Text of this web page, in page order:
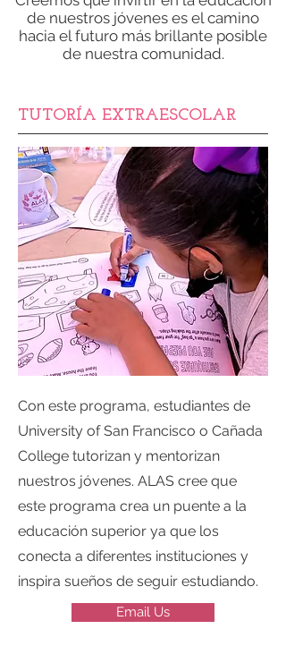
de nuestros jóvenes es el camino
hacia el futuro más brillante posible
de nuestra comunidad.
TUTORÍA EXTRAESCOLAR
Con este programa, estudiantes de
University of San Francisco o Cañada
College tutorizan y mentorizan
nuestros jóvenes. ALAS cree que
este programa crea un puente a la
educación superior ya que los
conecta a diferentes instituciones y
inspira sueños de seguir estudiando.
Email Us